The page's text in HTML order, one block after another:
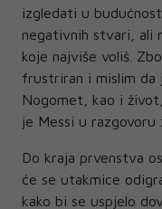
izgledati u
negativnih stvari, ali
koje najviše voliš.
frustriran i mislim da
Nogomet, kao i
je Messi u razgovoru
Do kraja prvenstva
će se utakmice
kako bi se uspjelo